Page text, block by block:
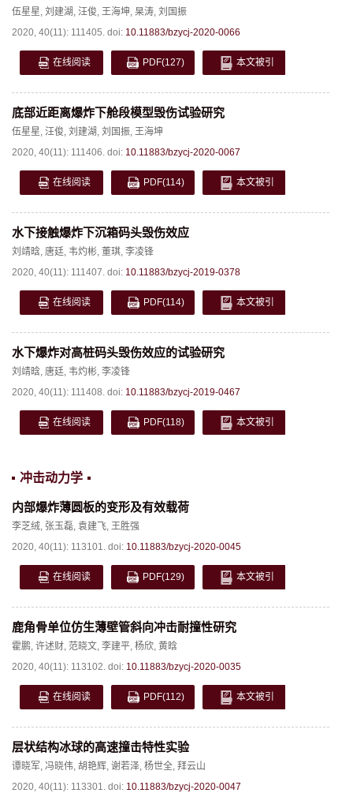
伍星星, 刘建湖, 汪俊, 王海坤, 杲涛, 刘国振
2020, 40(11): 111405. doi: 10.11883/bzycj-2020-0066
在线阅读 PDF(127) 本文被引
底部近距离爆炸下舱段模型毁伤试验研究
伍星星, 汪俊, 刘建湖, 刘国振, 王海坤
2020, 40(11): 111406. doi: 10.11883/bzycj-2020-0067
在线阅读 PDF(114) 本文被引
水下接触爆炸下沉箱码头毁伤效应
刘靖晗, 唐廷, 韦灼彬, 董琪, 李凌锋
2020, 40(11): 111407. doi: 10.11883/bzycj-2019-0378
在线阅读 PDF(114) 本文被引
水下爆炸对高桩码头毁伤效应的试验研究
刘靖晗, 唐廷, 韦灼彬, 李凌锋
2020, 40(11): 111408. doi: 10.11883/bzycj-2019-0467
在线阅读 PDF(118) 本文被引
冲击动力学
内部爆炸薄圆板的变形及有效载荷
李芝绒, 张玉磊, 袁建飞, 王胜强
2020, 40(11): 113101. doi: 10.11883/bzycj-2020-0045
在线阅读 PDF(129) 本文被引
鹿角骨单位仿生薄壁管斜向冲击耐撞性研究
霍鹏, 许述财, 范晓文, 李建平, 杨欣, 黄晗
2020, 40(11): 113102. doi: 10.11883/bzycj-2020-0035
在线阅读 PDF(112) 本文被引
层状结构冰球的高速撞击特性实验
谭晓军, 冯晓伟, 胡艳辉, 谢若泽, 杨世全, 拜云山
2020, 40(11): 113301. doi: 10.11883/bzycj-2020-0047